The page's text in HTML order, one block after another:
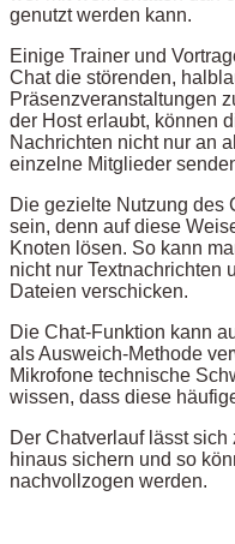
genutzt werden kann.
Einige Trainer und
Chat die störenden,
Präsenzveranstaltungen
der Host erlaubt, können
Nachrichten nicht nur an
einzelne Mitglieder
Die gezielte Nutzung des
sein, denn auf diese
Knoten lösen. So kann
nicht nur Textnachrichten
Dateien verschicken.
Die Chat-Funktion kann
als Ausweich-Methode
Mikrofone technische
wissen, dass diese
Der Chatverlauf lässt
hinaus sichern und so
nachvollzogen werden.